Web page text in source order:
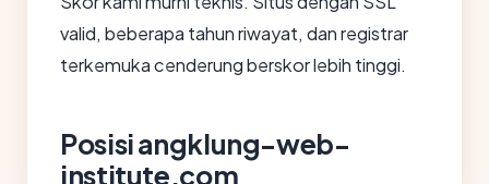
valid, beberapa tahun riwayat, dan registrar
terkemuka cenderung berskor lebih tinggi.
Posisi angklung-web-
institute.com